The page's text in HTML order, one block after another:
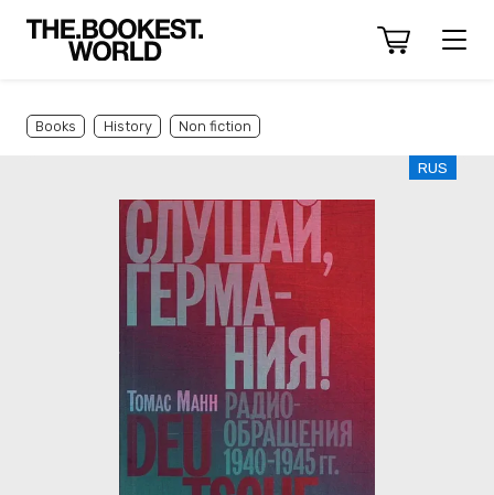
Books History Non fiction
RUS